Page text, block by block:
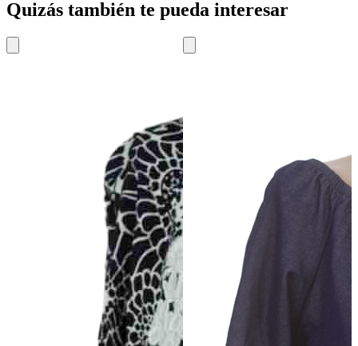
Quizás también te pueda interesar